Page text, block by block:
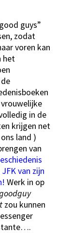
guys”
zodat
voren kan
het
in de
krijgen net
land )
van
van zijn
Werk in op
zou kunnen